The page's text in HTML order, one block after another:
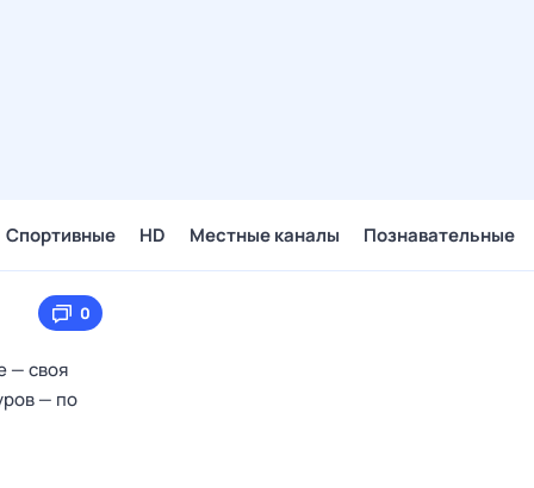
Спортивные HD Местные каналы Познавательные
0
— своя
— по